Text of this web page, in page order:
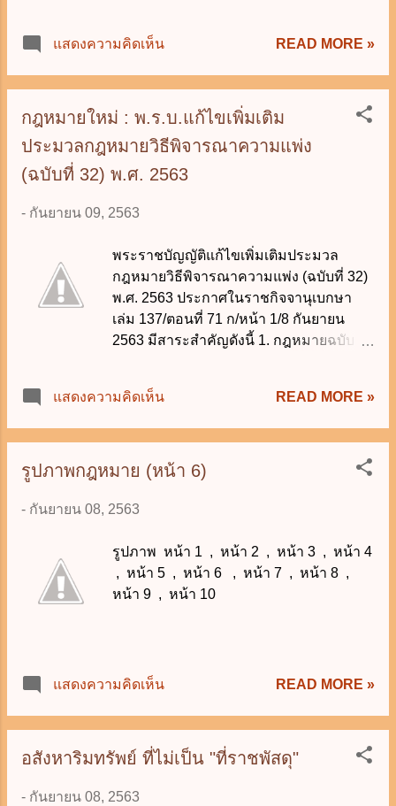
เวลา สถานที่ และบุคคลตามที่กฎหมาย
กำหนด ดังนั้น เพื่อป้องกันไม่ให้เยาวชน
สามารถเข้าถึงเครื่องดื่มแอลกอฮอล์ได้โดย
ง่าย และลดผลกระทบอันเกิดจากเครื่องดื่ม
แอลกอฮอล์ จึงออกประกาศเพื่อกำหนดเป็น
มาตรการทางกฎหมายในการควบคุมการ
ขายเครื่องดื่มแอลกอฮอล์ให้สอดคล้องกับ
ใดขายเครื่องดื่มแอลกอฮอล์ โดยวิธีการ
ขายเครื่องดื่มแอลกอฮอล์หรือบริการที่
เกี่ยวข้องกับการขายเครื่องดื่มแอลกอฮอล์
ด้วยวิธีการทางอิเล็กทรอนิกส์ต่อผู้บริโภค
โดยตรง หรือเป็นการดำเนินการใดๆ ใน
ลักษณะเชิญชวนให้ซื้อ การเสนอขายหรือ
การขายสินค้าหรือบริการต่อผู้บริโภค
เครื่องดื่มแอลกอฮอล์ ในลักษณะของการ
และผู้บริโภคซื้อขายได้โดยไม่ต้องพบกัน 2.
แสดงความคิดเห็น READ MORE »
กฎหมายใหม่ : พ.ร.บ.แก้ไขเพิ่มเติม
ประมวลกฎหมายวิธีพิจารณาความแพ่ง
(ฉบับที่ 32) พ.ศ. 2563
- กันยายน 09, 2563
พระราชบัญญัติแก้ไขเพิ่มเติมประมวล
กฎหมายวิธีพิจารณาความแพ่ง (ฉบับที่ 32)
พ.ศ. 2563 ประกาศในราชกิจจานุเบกษา
เล่ม 137/ตอนที่ 71 ก/หน้า 1/8 กันยายน
2563 มีสาระสำคัญดังนี้ 1. กฎหมายฉบับ
เป็นต้นไป (หรือวันที่ 7 พฤศจิกายน 2563
เป็นต้นไป) 2. เจตนารมณ์ เพื่อส่งเสริมให้มี
" ระบบการไกล่เกลี่ยก่อนฟ้องคดี" เป็นทาง
เลือกให้แก่ผู้ที่มีกรณีพิพาททางแพ่ง ใช้เป็น
ฟ้องคดี โดยคู่กรณีสามารถร้องขอให้ศาล
ข้อพิพาท และหากตกลงกันได้ ก็อาจขอให้
ศาลมีคำพิพากษาตามยอมได้ทันที ทำให้ข้อ
พิพาททางแพ่งสามารถยุติลงได้ในเวลาอัน
จะยังประโยชน์แก่ระบบเศรษฐกิจและสังคม
กฎหมายวิธีพิจารณาความแพ่ง เพียงมาตรา
เดียว โดยมีหลักการดังนี้ 1) ก่อนยื่นฟ้อง
แสดงความคิดเห็น READ MORE »
รูปภาพกฎหมาย (หน้า 6)
- กันยายน 08, 2563
รูปภาพ หน้า 1 , หน้า 2 , หน้า 3 , หน้า 4
, หน้า 5 , หน้า 6 , หน้า 7 , หน้า 8 ,
หน้า 9 , หน้า 10
แสดงความคิดเห็น READ MORE »
อสังหาริมทรัพย์ ที่ไม่เป็น "ที่ราชพัสดุ"
- กันยายน 08, 2563